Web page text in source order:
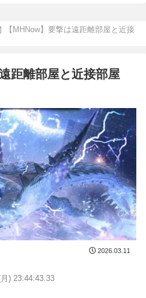
【MHNow】要撃は遠距離部屋と近接
距離部屋と近接部屋
2026.03.11
) 23:44:43.33